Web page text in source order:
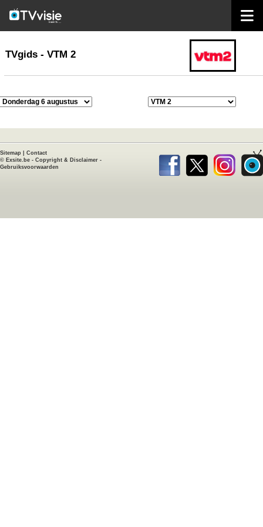
TVgids
TVgids - VTM 2
Sitemap
Contact
© Exsite.be - Copyright & Disclaimer -
Gebruiksvoorwaarden